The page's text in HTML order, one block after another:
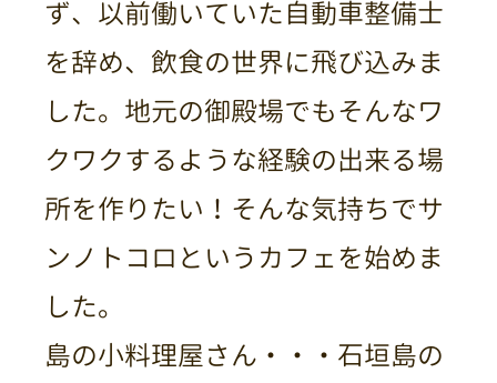
ず、以前働いていた自動車整備士
を辞め、飲食の世界に飛び込みま
した。地元の御殿場でもそんなワ
クワクするような経験の出来る場
所を作りたい！そんな気持ちでサ
ンノトコロというカフェを始めま
した。
島の小料理屋さん・・・石垣島の